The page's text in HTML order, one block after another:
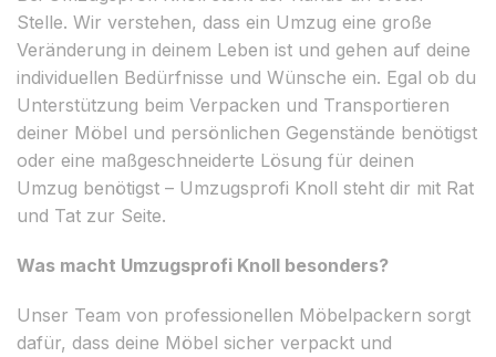
Stelle. Wir verstehen, dass ein Umzug eine große
Veränderung in deinem Leben ist und gehen auf deine
individuellen Bedürfnisse und Wünsche ein. Egal ob du
Unterstützung beim Verpacken und Transportieren
deiner Möbel und persönlichen Gegenstände benötigst
oder eine maßgeschneiderte Lösung für deinen
Umzug benötigst – Umzugsprofi Knoll steht dir mit Rat
und Tat zur Seite.
Was macht Umzugsprofi Knoll besonders?
Unser Team von professionellen Möbelpackern sorgt
dafür, dass deine Möbel sicher verpackt und